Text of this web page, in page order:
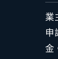
業
申
金